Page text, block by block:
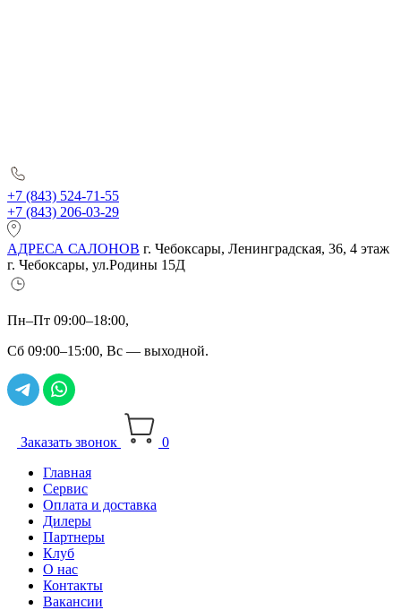
+7 (843) 524-71-55
+7 (843) 206-03-29
АДРЕСА САЛОНОВ г. Чебоксары, Ленинградская, 36, 4 этаж
г. Чебоксары, ул.Родины 15Д
Пн–Пт 09:00–18:00,
Сб 09:00–15:00, Вс — выходной.
Заказать звонок
0
Главная
Сервис
Оплата и доставка
Дилеры
Партнеры
Клуб
О нас
Контакты
Вакансии